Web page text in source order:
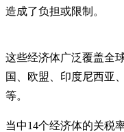
造成了负担或限制。
这些经济体广泛覆盖全
国、欧盟、印度尼西亚
等。
当中14个经济体的关税